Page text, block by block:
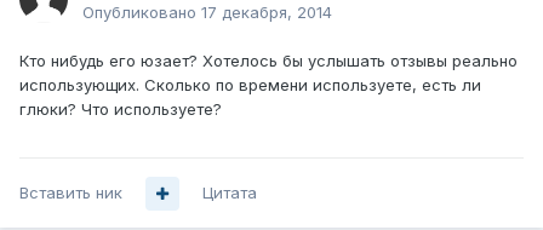
Опубликовано 17 декабря, 2014
Кто нибудь его юзает? Хотелось бы услышать отзывы реально
использующих. Сколько по времени используете, есть ли
глюки? Что используете?
Вставить ник Цитата